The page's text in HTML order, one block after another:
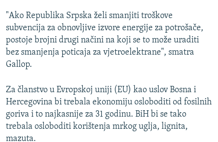
"Ako Republika Srpska želi smanjiti troškove
subvencija za obnovljive izvore energije za potrošače,
postoje brojni drugi načini na koji se to može uraditi
bez smanjenja poticaja za vjetroelektrane", smatra
Gallop.
Za članstvo u Evropskoj uniji (EU) kao uslov Bosna i
Hercegovina bi trebala ekonomiju osloboditi od fosilnih
goriva i to najkasnije za 31 godinu. BiH bi se tako
trebala osloboditi korištenja mrkog uglja, lignita,
mazuta.